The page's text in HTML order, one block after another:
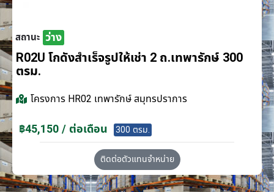
สถานะ ว่าง
R02U โกดังสำเร็จรูปให้เช่า 2 ถ.เทพารักษ์ 300
ตรม.
โครงการ HR02 เทพารักษ์ สมุทรปราการ
฿45,150 / ต่อเดือน 300 ตรม.
ติดต่อตัวแทนจำหน่าย